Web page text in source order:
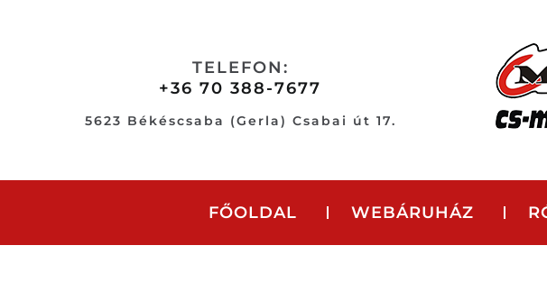
TELEFON:
+36 70 388-7677
5623 Békéscsaba (Gerla) Csabai út 17.
FŐOLDAL WEBÁRUHÁZ